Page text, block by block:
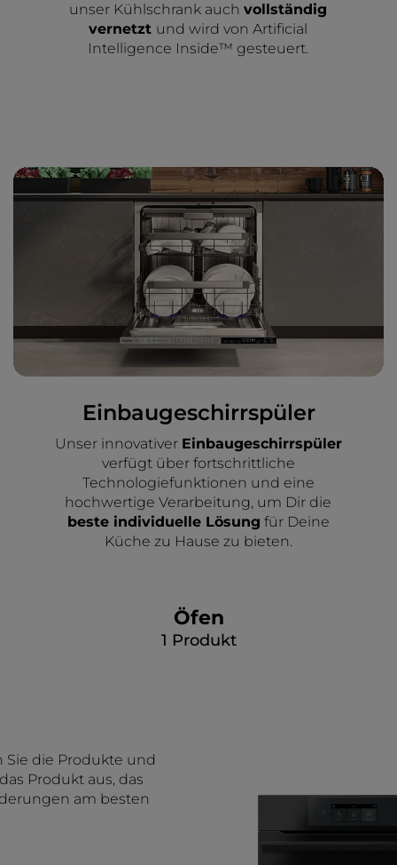
unser Kühlschrank auchvollständig
vernetzt und wird von Artificial
Intelligence Inside™ gesteuert.
Einbaugeschirrspüler
Unser innovativer Einbaugeschirrspüler
verfügt über fortschrittliche
Technologiefunktionen und eine
hochwertige Verarbeitung, um Dir die
beste individuelle Lösung für Deine
Küche zu Hause zu bieten.
Öfen
1 Produkt
Sie die Produkte und
Produkt aus, das
am besten